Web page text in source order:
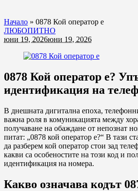
Начало » 0878 Кой оператор е
ЛЮБОПИТНО
юни 19, 2026юни 19, 2026
0878 Кой оператор е?
идентификация на
В днешната дигитална епоха,
важна роля в комуникацията между
получаване на обаждане от непознат
питат: „0878 кой оператор е?“ В тази
да разберем кой оператор стои зад
какви са особеностите на този код и
идентификация на номера.
Какво означава кодът